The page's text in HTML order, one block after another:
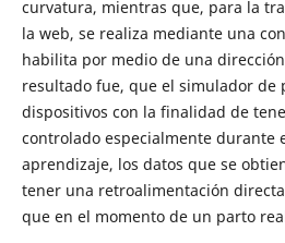
curvatura, mientras que, para la
la web, se realiza mediante una
habilita por medio de una
resultado fue, que el simulador de
dispositivos con la finalidad de
controlado especialmente durante
aprendizaje, los datos que se
tener una retroalimentación
que en el momento de un parto